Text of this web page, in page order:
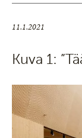
11.1.2021
Kuva 1: